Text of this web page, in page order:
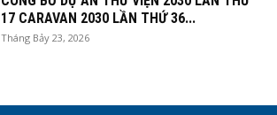
17 CARAVAN 2030 LẦN THỨ 36...
Tháng Bảy 23, 2026